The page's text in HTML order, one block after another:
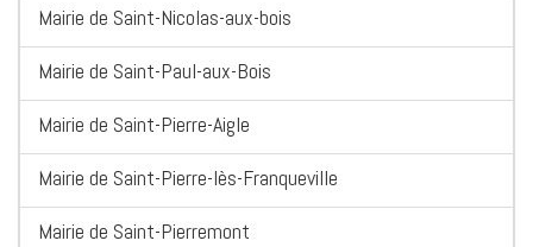
Mairie de Saint-Nicolas-aux-bois
Mairie de Saint-Paul-aux-Bois
Mairie de Saint-Pierre-Aigle
Mairie de Saint-Pierre-lès-Franqueville
Mairie de Saint-Pierremont